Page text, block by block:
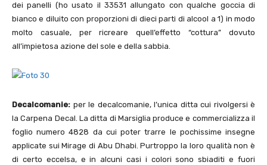
dei panelli (ho usato il 33531 allungato con qualche goccia di
bianco e diluito con proporzioni di dieci parti di alcool a 1) in modo
molto casuale, per ricreare quell’effetto “cottura” dovuto
all’impietosa azione del sole e della sabbia.
Decalcomanie: per le decalcomanie, l’unica ditta cui rivolgersi è
la Carpena Decal. La ditta di Marsiglia produce e commercializza il
foglio numero 4828 da cui poter trarre le pochissime insegne
applicate sui Mirage di Abu Dhabi. Purtroppo la loro qualità non è
di certo eccelsa, e in alcuni casi i colori sono sbiaditi e fuori